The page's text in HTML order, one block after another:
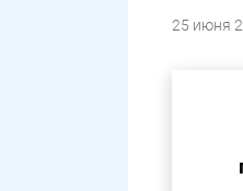
25 июня